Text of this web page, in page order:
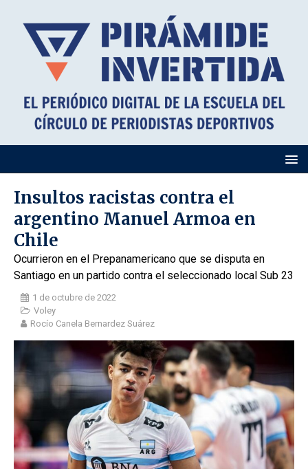
Insultos racistas contra el
argentino Manuel Armoa en
Chile
Ocurrieron en el Prepanamericano que se disputa en
Santiago en un partido contra el seleccionado local Sub 23
1 de octubre de 2022
Voley
Rocío Canela Bernardez Suárez